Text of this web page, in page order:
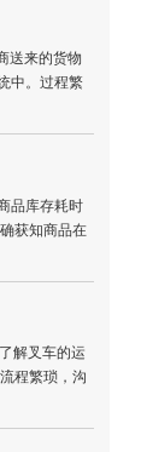
供应商送来的货
清点商品库存